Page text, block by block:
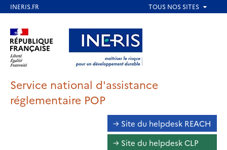
contenu
principal
Aller au contenu Aller au menu
Aller au pied de page
Service national d'assistance
réglementaire POP
Accéder
→ Site du helpdesk REACH
→ Site du helpdesk CLP